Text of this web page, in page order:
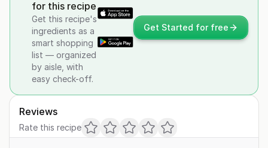
for this recipe
Get this recipe's
ingredients as a
smart shopping
list — organized
by aisle, with
easy check-off.
Get Started for free
Reviews
Rate this recipe